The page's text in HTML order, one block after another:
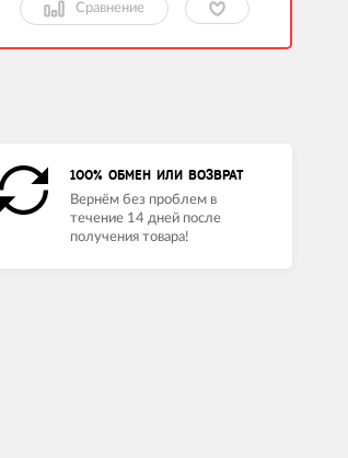
Сравнение
100% ОБМЕН ИЛИ ВОЗВРАТ
Вернём без проблем в
течение 14 дней после
получения товара!